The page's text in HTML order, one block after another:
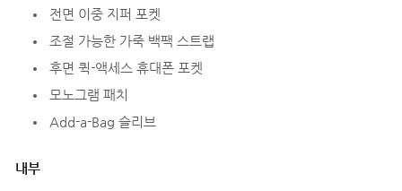
전면 이중 지퍼 포켓
조절 가능한 가죽 백팩 스트랩
후면 퀵-액세스 휴대폰 포켓
모노그램 패치
Add-a-Bag 슬리브
내부